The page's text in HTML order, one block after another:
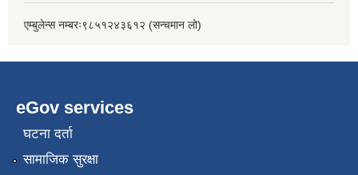
एम्बुलेन्स नम्बरः९८५१२४३६१२ (सन्चमान लो)
eGov services
घटना दर्ता
सामाजिक सुरक्षा